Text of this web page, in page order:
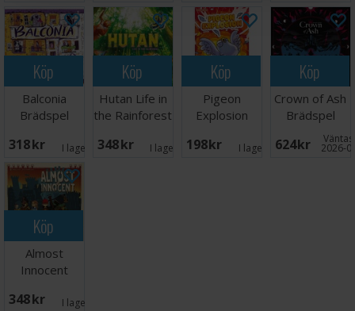
Köp
Balconia
Brädspel
318 SEK I lager: 1
Köp
Hutan Life in
the Rainforest
348 SEK I lager:
Köp
Pigeon
Explosion
198 SEK I lager: 1
Köp
Crown of Ash
Brädspel
624 SEK 2026-
Köp
Almost
Innocent
348 SEK I lager: